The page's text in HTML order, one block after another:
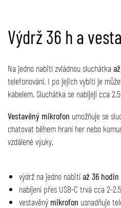
Výdrž 36 h a
Na jedno nabití zvládnou sluchátka
telefonování. I po jejich vybití je
kabelem. Sluchátka se nabíjejí cca
Vestavěný mikrofon umožňuje se
chatovat během hraní her nebo
vzdálené výuky.
výdrž na jedno nabitíaž 36 hodin
nabíjení přes USB-C trvá cca 2-
vestavěný mikrofon usnadňuje